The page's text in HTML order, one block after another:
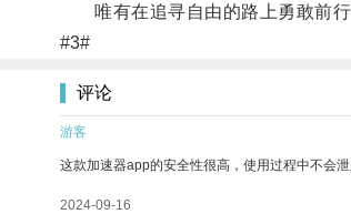
唯有在追寻自由的路上勇敢前行
#3#
评论
游客
这款加速器app的安全性很高，使用过程中不会泄
2024-09-16